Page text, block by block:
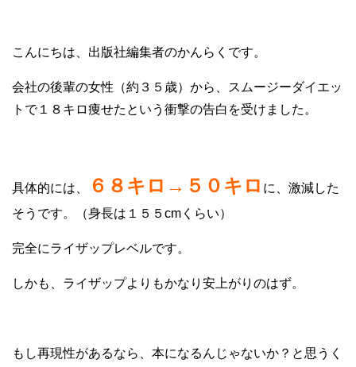
こんにちは、出版社編集者のかんらくです。
会社の後輩の女性（約３５歳）から、スムージーダイエッ
トで１８キロ痩せたという衝撃の告白を受けました。
具体的には、 ６８キロ→５０キロ に、激減した
そうです。（身長は１５５cmくらい）
完全にライザップレベルです。
しかも、ライザップよりもかなり安上がりのはず。
もし再現性があるなら、本になるんじゃないか？と思うく